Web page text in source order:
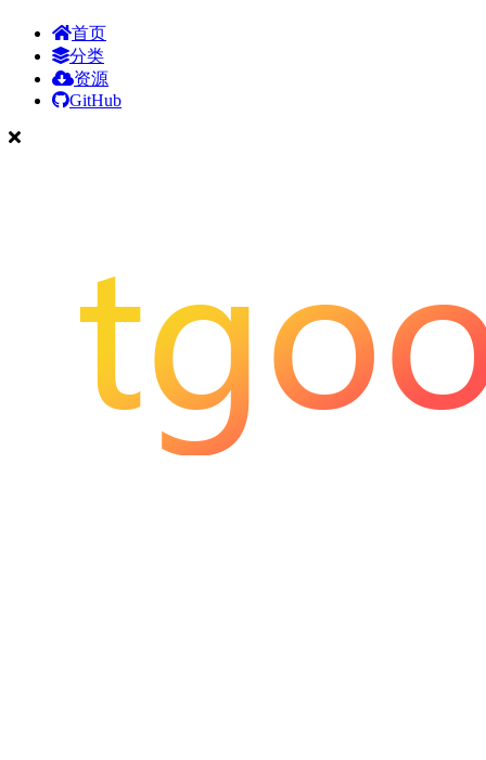
首页
分类
资源
GitHub